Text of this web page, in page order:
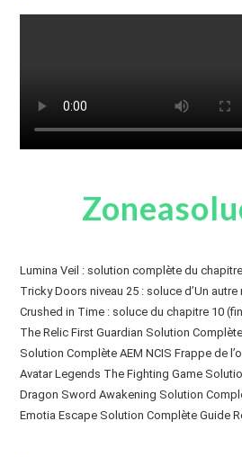
Lumina Veil : solution complète du
Tricky Doors niveau 25 : soluce d’Un autre
Crushed in Time : soluce du chapitre 10
The Relic First Guardian Solution
Solution Complète AEM NCIS Frappe de
Avatar Legends The Fighting Game
Dragon Sword Awakening Solution
Emotia Escape Solution Complète Guide